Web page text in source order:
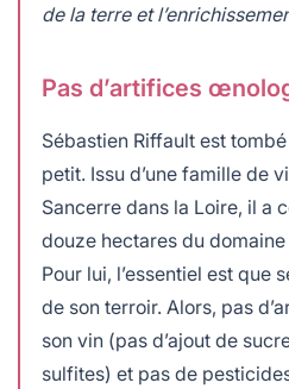
de la terre et
Pas d’artifices
Sébastien Riffault est
petit. Issu d’une famille de
Sancerre dans la Loire, il a
douze hectares du
Pour lui, l’essentiel est que
de son terroir. Alors, pas
son vin (pas d’ajout de
sulfites) et pas de